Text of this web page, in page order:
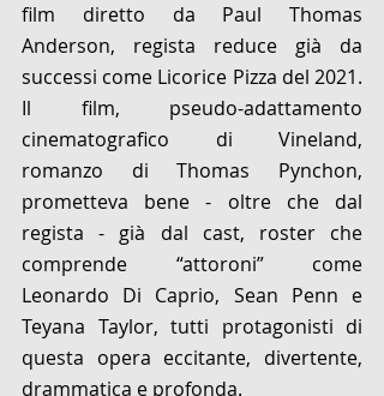
film diretto da Paul Thomas
Anderson, regista reduce già da
successi come Licorice Pizza del 2021.
Il film, pseudo-adattamento
cinematografico di Vineland,
romanzo di Thomas Pynchon,
prometteva bene - oltre che dal
regista - già dal cast, roster che
comprende “attoroni” come
Leonardo Di Caprio, Sean Penn e
Teyana Taylor, tutti protagonisti di
questa opera eccitante, divertente,
drammatica e profonda.